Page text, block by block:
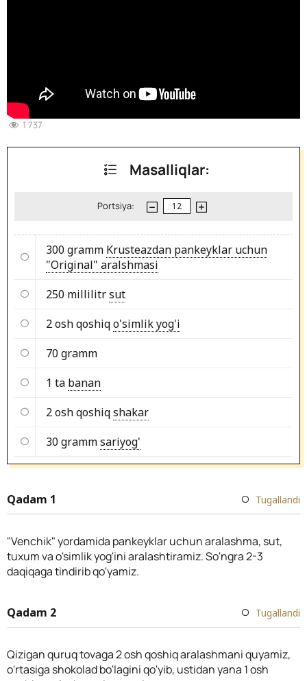
1 737
Masalliqlar:
Portsiya:
300 gramm Krusteazdan pankeyklar uchun
"Original" aralshmasi
250 millilitrsut
2 osh qoshiqo'simlik yog'i
70 gramm
1 ta banan
2 osh qoshiqshakar
30 grammsariyog'
Qadam 1 Tugallandi
"Venchik" yordamida pankeyklar uchun aralashma, sut,
tuxum va o'simlik yog'ini aralashtiramiz. So'ngra 2-3
daqiqaga tindirib qo'yamiz.
Qadam 2 Tugallandi
Qizigan quruq tovaga 2 osh qoshiq aralashmani quyamiz,
o'rtasiga shokolad bo'lagini qo'yib, ustidan yana 1 osh